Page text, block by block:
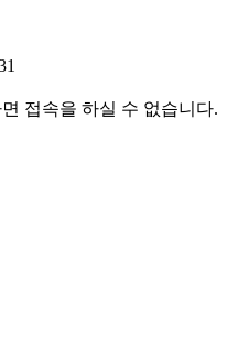
접속을 하실 수 없습니다.